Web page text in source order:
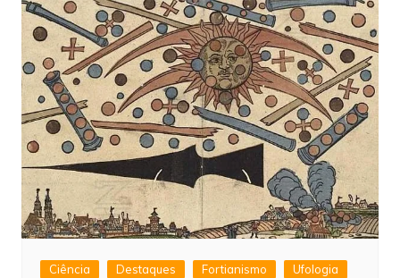
Ciência Destaques Fortianismo Ufologia